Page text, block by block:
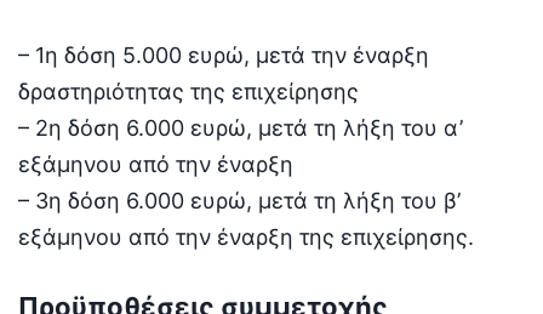
– 1η δόση 5.000 ευρώ, μετά την έναρξη
δραστηριότητας της επιχείρησης
– 2η δόση 6.000 ευρώ, μετά τη λήξη του α’
εξάμηνου από την έναρξη
– 3η δόση 6.000 ευρώ, μετά τη λήξη του β’
εξάμηνου από την έναρξη της επιχείρησης.
Προϋποθέσεις συμμετοχής